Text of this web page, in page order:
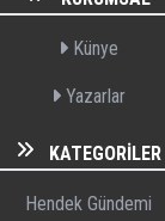
Künye
Yazarlar
KATEGORILER
Hendek Gündemi